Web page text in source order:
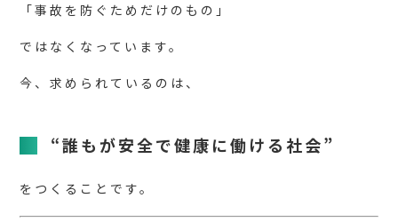
「事故を防ぐためだけのもの」
ではなくなっています。
今、求められているのは、
“誰もが安全で健康に働ける社会”
をつくることです。